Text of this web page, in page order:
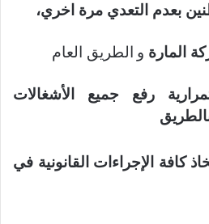
بعدم التعدي مرة اخري،
المارة و الطريق العام
رفع جميع الأشغالات
كافة الإجراءات القانونية في